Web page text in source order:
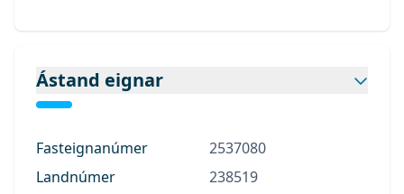
Ástand eignar
Fasteignanúmer
2537080
Landnúmer
238519